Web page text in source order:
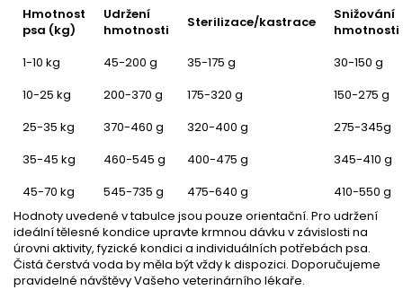
Hmotnost
psa (kg)
Udržení
hmotnosti
Sterilizace/kastrace
Snižování
hmotnosti
1-10 kg
45-200 g 35-175 g
30-150 g
10-25 kg
200-370 g 175-320 g
150-275 g
25-35 kg
370-460 g 320-400 g
275-345g
35-45 kg
460-545 g 400-475 g
345-410 g
45-70 kg
545-735 g 475-640 g
410-550 g
Hodnoty uvedené v tabulce jsou pouze orientační. Pro udržení
ideální tělesné kondice upravte krmnou dávku v závislosti na
úrovni aktivity, fyzické kondici a individuálních potřebách psa.
Čistá čerstvá voda by měla být vždy k dispozici. Doporučujeme
pravidelné návštěvy Vašeho veterinárního lékaře.